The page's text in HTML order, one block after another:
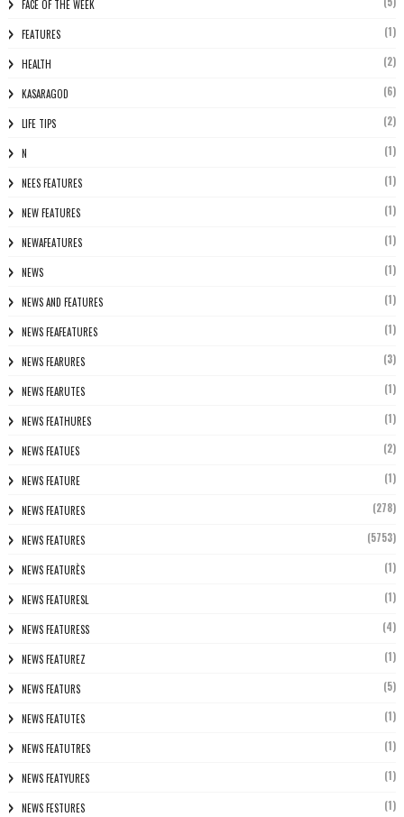
FACE OF THE WEEK
FEATURES (1)
HEALTH (2)
KASARAGOD (6)
LIFE TIPS (2)
N (1)
NEES FEATURES (1)
NEW FEATURES (1)
NEWAFEATURES (1)
NEWS (1)
NEWS AND FEATURES (1)
NEWS FEAFEATURES (1)
NEWS FEARURES (3)
NEWS FEARUTES (1)
NEWS FEATHURES (1)
NEWS FEATUES (2)
NEWS FEATURE (1)
NEWS FEATURES (278)
NEWS FEATURES (5753)
NEWS FEATURÈS (1)
NEWS FEATURESL (1)
NEWS FEATURESS (4)
NEWS FEATUREZ (1)
NEWS FEATURS (5)
NEWS FEATUTES (1)
NEWS FEATUTRES (1)
NEWS FEATYURES (1)
NEWS FESTURES (1)